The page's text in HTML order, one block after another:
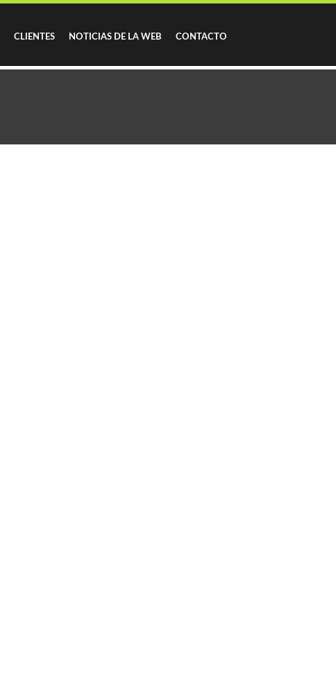
CLIENTES NOTICIAS DE LA WEB CONTACTO